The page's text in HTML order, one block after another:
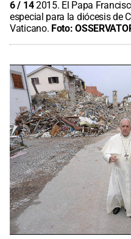
6/ 142015. El Papa
especial para la diócesis de
Vaticano. Foto: